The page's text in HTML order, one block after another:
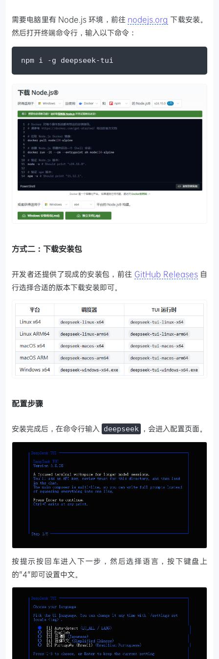
需要电脑里有 Node.js 环境，前往 nodejs.org 下载安装。
然后打开终端命令行，输入以下命令：
npm i -g deepseek-tui
方式二：下载安装包
开发者还提供了现成的安装包，前往 GitHub Releases自
行选择合适的版本下载安装即可。
配置步骤
安装完成后，在命令行输入 deepseek ，会进入配置页面。
按提示按回车进入下一步，然后选择语言，按下键盘上
的"4"即可设置中文。